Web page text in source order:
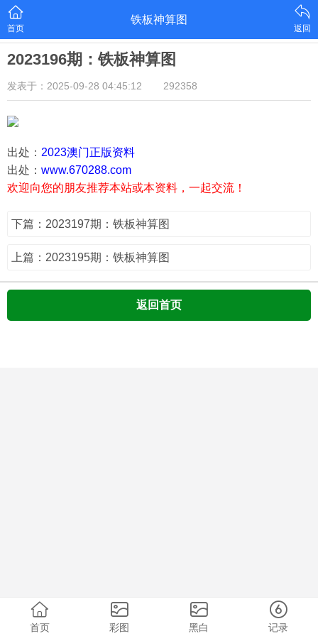
首页
铁板神算图
返回
2023196期：铁板神算图
发表于：2025-09-28 04:45:12 292358
出处： 2023澳门正版资料
出处： www.670288.com
欢迎向您的朋友推荐本站或本资料，一起交流！
下篇：2023197期：铁板神算图
上篇：2023195期：铁板神算图
返回首页
首页 彩图 黑白 记录